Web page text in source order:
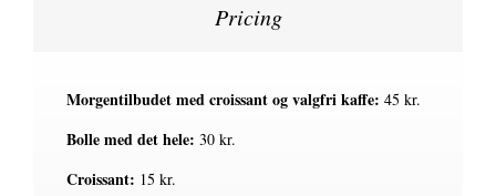
Pricing
Morgentilbudet med croissant og valgfri kaffe: 45 kr.
Bolle med det hele: 30 kr.
Croissant: 15 kr.